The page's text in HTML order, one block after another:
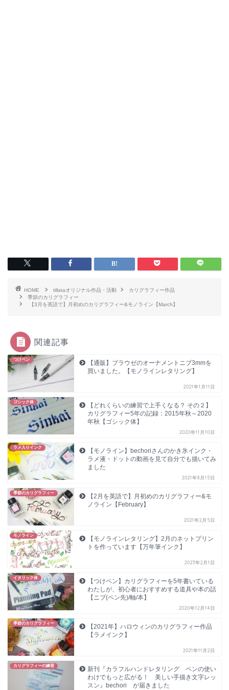
HOME tillataオリジナル作品・活動
カリグラフィー作品
季節のカリグラフィー
【3月を英語で】月初めのカリグラフィー&モノライン【March】
関連記事
つけペン
【通販】ブラウゼのオーナメントニブ3mmを
買いました。【モノラインレタリング】
2021年1月11日
ゴシック体
【どれくらいの練習で上手くなる？ その２】
カリグラフィー5年の記録：2015年秋～2020
年秋【ゴシック体】
2020年11月10日
ラメ入りインク
【モノライン】bechoriさんのかき氷インク・
ラメ液・ドットの動画を見て自分でも描いてみ
ました
2021年8月15日
季節のカリグラフィー
【2月を英語で】月初めのカリグラフィー&モ
ノライン【February】
2021年2月5日
モノライン
【モノラインレタリング】2月のネットプリン
トを作っています【万年筆インク】
2023年2月1日
イタリック体
【つけペン】カリグラフィーを5年書いている
わたしが、初心者におすすめする道具や本の話
【ニブ(ペン先)/軸/本】
2020年12月14日
季節のカリグラフィー
【2021年】ハロウィンのカリグラフィー作品
【ラメインク】
2021年11月2日
カリグラフィーの練習
新刊『カラフルハンドレタリング ペンの使い
わけでもっと広がる！ 美しい手描き文字レッ
スン』bechori が届きました